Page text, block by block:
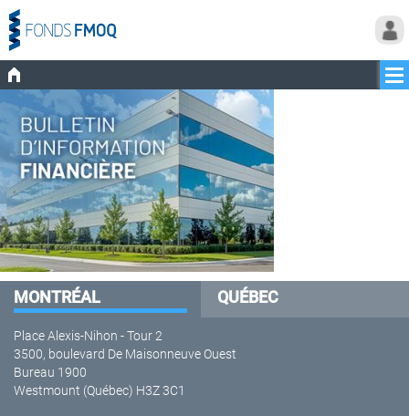
MONTRÉAL QUÉBEC
Place Alexis-Nihon - Tour 2
3500, boulevard De Maisonneuve Ouest
Bureau 1900
Westmount (Québec) H3Z 3C1